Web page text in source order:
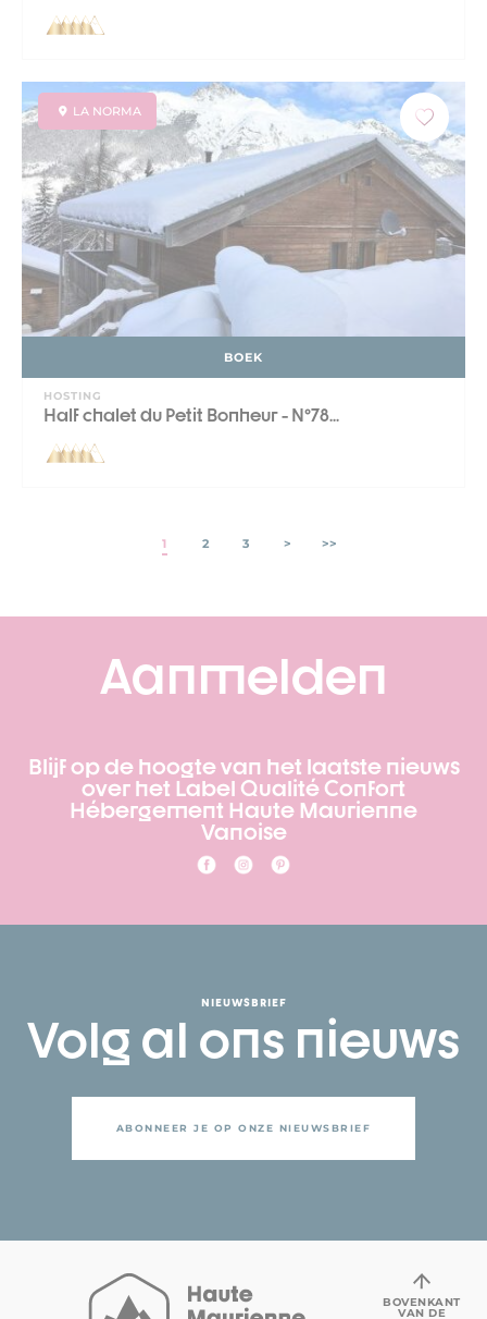
LA NORMA
BOEK
HOSTING
Half chalet du Petit Bonheur - N°78...
1 2 3 > >>
Aanmelden
Blijf op de hoogte van het laatste nieuws
over het Label Qualité Confort
Hébergement Haute Maurienne
Vanoise
NIEUWSBRIEF
Volg al ons nieuws
ABONNEER JE OP ONZE NIEUWSBRIEF
BOVENKANT
VAN DE